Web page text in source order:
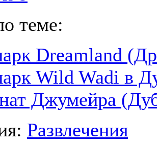
теме:
Dreamland
Wild Wadi в
Джумейра
Развлечения